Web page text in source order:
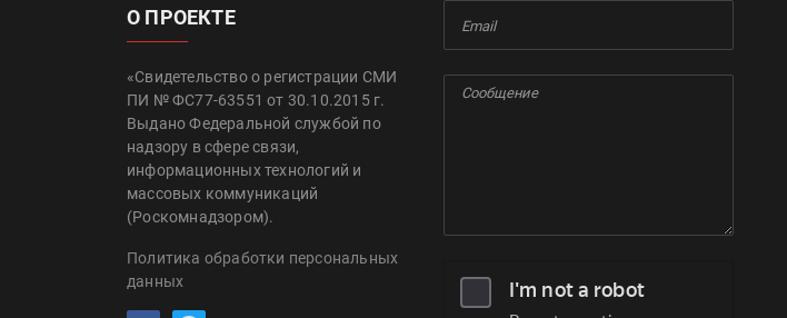
О ПРОЕКТЕ
«Свидетельство о регистрации СМИ
ПИ № ФС77-63551 от 30.10.2015 г.
Выдано Федеральной службой по
надзору в сфере связи,
информационных технологий и
массовых коммуникаций
(Роскомнадзором).
Политика обработки персональных
данных